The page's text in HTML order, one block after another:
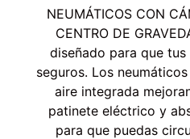
NEUMÁTICOS CON
CENTRO DE
diseñado para que
seguros. Los
aire integrada
patinete eléctrico y
para que puedas